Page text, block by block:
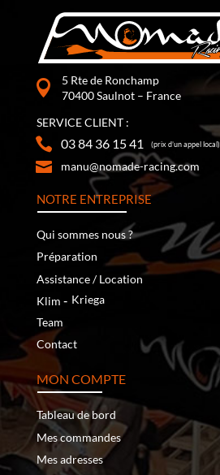
5 Rte de Ronchamp
70400 Saulnot – France
SERVICE CLIENT :
03 84 36 15 41 (prix d’un appel local)
manu@nomade-racing.com
NOTRE ENTREPRISE
Qui sommes nous ?
Préparation
Assistance / Location
Klim ‐ Kriega
Team
Contact
MON COMPTE
Tableau de bord
Mes commandes
Mes adresses